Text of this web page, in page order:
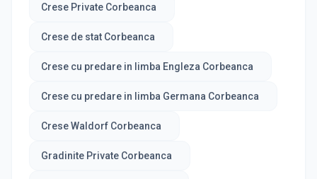
Crese Private Corbeanca
Crese de stat Corbeanca
Crese cu predare in limba Engleza Corbeanca
Crese cu predare in limba Germana Corbeanca
Crese Waldorf Corbeanca
Gradinite Private Corbeanca